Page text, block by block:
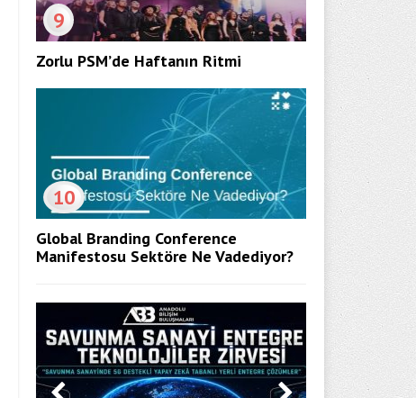
9
Zorlu PSM’de Haftanın Ritmi
10
Global Branding Conference
Manifestosu Sektöre Ne Vadediyor?